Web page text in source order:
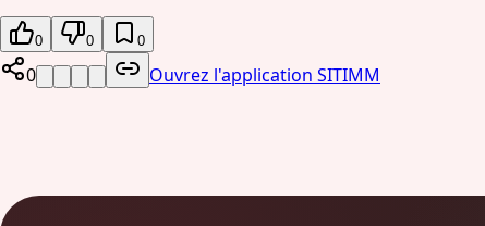
0 0 0
0 Ouvrez l'application SITIMM